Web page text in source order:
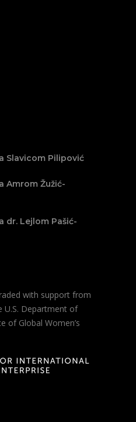
Slavicom Pilipović
Amrom Žužić-
dr. Lejlom Pašić-
with support from
U.S. Department of
of Global Women’s